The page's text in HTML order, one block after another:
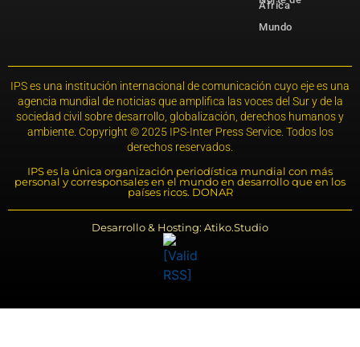
África
Mundo
IPS es una institución internacional de comunicación cuyo eje es una
agencia mundial de noticias que amplifica las voces del Sur y de la
sociedad civil sobre desarrollo, globalización, derechos humanos y
ambiente. Copyright © 2025 IPS-Inter Press Service. Todos los
derechos reservados.
IPS es la única organización periodística mundial con más
personal y corresponsales en el mundo en desarrollo que en los
países ricos. DONAR
Desarrollo & Hosting: Atiko.Studio